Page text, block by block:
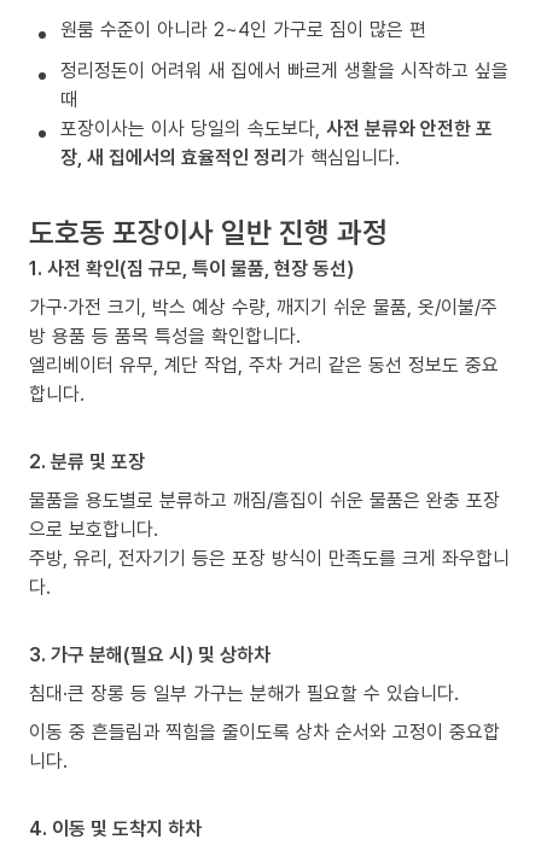
원룸 수준이 아니라 2~4인 가구로 짐이 많은 편
정리정돈이 어려워 새 집에서 빠르게 생활을 시작하고 싶을
때
포장이사는 이사 당일의 속도보다, 사전 분류와 안전한 포
장, 새 집에서의 효율적인 정리가 핵심입니다.
도호동 포장이사 일반 진행 과정
1. 사전 확인(짐 규모, 특이 물품, 현장 동선)
가구·가전 크기, 박스 예상 수량, 깨지기 쉬운 물품, 옷/이불/주
방 용품 등 품목 특성을 확인합니다.
엘리베이터 유무, 계단 작업, 주차 거리 같은 동선 정보도 중요
합니다.
2. 분류 및 포장
물품을 용도별로 분류하고 깨짐/흠집이 쉬운 물품은 완충 포장
으로 보호합니다.
주방, 유리, 전자기기 등은 포장 방식이 만족도를 크게 좌우합니
다.
3. 가구 분해(필요 시) 및 상하차
침대·큰 장롱 등 일부 가구는 분해가 필요할 수 있습니다.
이동 중 흔들림과 찍힘을 줄이도록 상차 순서와 고정이 중요합
니다.
4. 이동 및 도착지 하차